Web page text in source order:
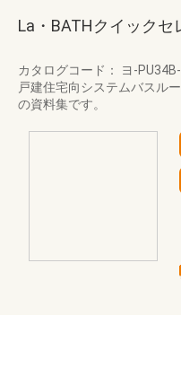
La・BATHクイックセ
カタログコード： ヨ-
戸建住宅向システムバスル
の資料集です。